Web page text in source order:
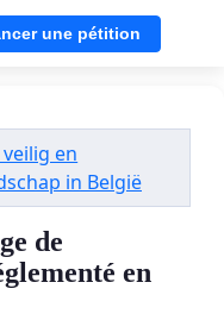
une pétition
en
in België
de
en